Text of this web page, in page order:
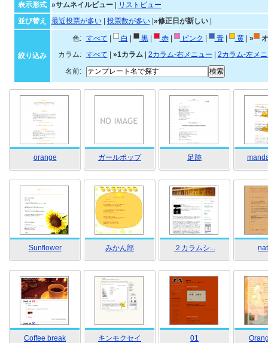
表示形式
»サムネイルビュー|
リストビュー
並び替え
最近投票が多い| 投票数が多い| »修正日が新しい|
絞り込み
色: すべて 白 黒| 赤| ピンク 青| 黄| »
カラム:
すべて »1カラム| 2カラム-右メニュー
2カラム-左メ
名前:
orange ガールポップ 足跡
Sunflower みかん部 ２カラムシ...
Coffee break キンモクセイ 01